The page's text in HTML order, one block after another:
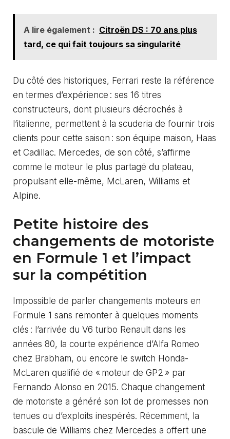
A lire également : Citroën DS : 70 ans plus
tard, ce qui fait toujours sa singularité
Du côté des historiques, Ferrari reste la référence
en termes d’expérience : ses 16 titres
constructeurs, dont plusieurs décrochés à
l’italienne, permettent à la scuderia de fournir trois
clients pour cette saison : son équipe maison, Haas
et Cadillac. Mercedes, de son côté, s’affirme
comme le moteur le plus partagé du plateau,
propulsant elle-même, McLaren, Williams et
Alpine.
Petite histoire des
changements de motoriste
en Formule 1 et l’impact
sur la compétition
Impossible de parler changements moteurs en
Formule 1 sans remonter à quelques moments
clés : l’arrivée du V6 turbo Renault dans les
années 80, la courte expérience d’Alfa Romeo
chez Brabham, ou encore le switch Honda-
McLaren qualifié de « moteur de GP2 » par
Fernando Alonso en 2015. Chaque changement
de motoriste a généré son lot de promesses non
tenues ou d’exploits inespérés. Récemment, la
bascule de Williams chez Mercedes a offert une